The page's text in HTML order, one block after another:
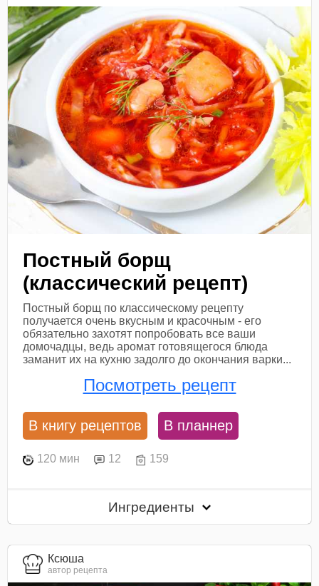
Постный борщ
(классический рецепт)
Постный борщ по классическому рецепту
получается очень вкусным и красочным - его
обязательно захотят попробовать все ваши
домочадцы, ведь аромат готовящегося блюда
заманит их на кухню задолго до окончания варки...
Посмотреть рецепт
В книгу рецептов В планнер
120 мин 12 159
Ингредиенты
Ксюша
автор рецепта